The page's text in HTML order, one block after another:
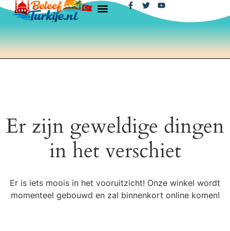
Er zijn geweldige dingen
in het verschiet
Er is iets moois in het vooruitzicht! Onze winkel wordt
momenteel gebouwd en zal binnenkort online komen!